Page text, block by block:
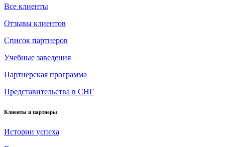
Все клиенты
Отзывы клиентов
Список партнеров
Учебные заведения
Партнерская программа
Представительства в СНГ
Клиенты и партнеры
Истории успеха